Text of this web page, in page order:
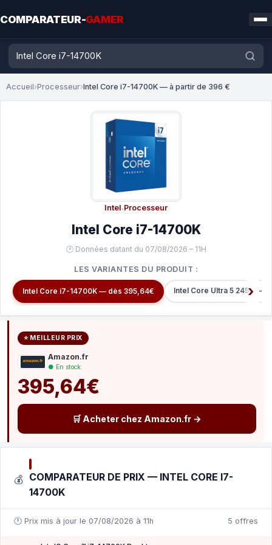
COMPARATEUR-GAMER
Accueil›Processeur›Intel Core i7-14700K — à partir de 396 €
Intel·Processeur
Intel Core i7-14700K
🕐 Données datant du 07/08/2026 – 11H
LES VARIANTES DU PRODUIT :
Intel Core i7-14700K — dès 395,64€ Intel Core Ultra 5 245K —
⭐ MEILLEUR PRIX
Amazon.fr
● En stock
395,64€
🛒 Acheter chez Amazon.fr →
💰 COMPARATEUR DE PRIX — INTEL CORE I7-
14700K
🕐 Prix mis à jour le 07/08/2026 à 11h 5 offres